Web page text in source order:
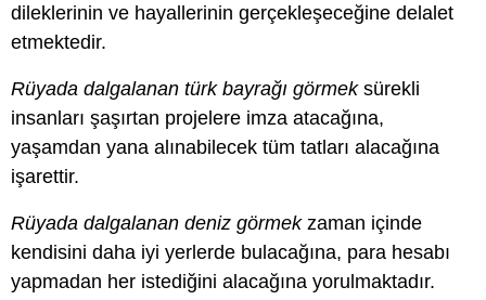
dileklerinin ve hayallerinin gerçekleşeceğine delalet
etmektedir.
Rüyada dalgalanan türk bayrağı görmeksürekli
insanları şaşırtan projelere imza atacağına,
yaşamdan yana alınabilecek tüm tatları alacağına
işarettir.
Rüyada dalgalanan deniz görmekzaman içinde
kendisini daha iyi yerlerde bulacağına, para hesabı
yapmadan her istediğini alacağına yorulmaktadır.